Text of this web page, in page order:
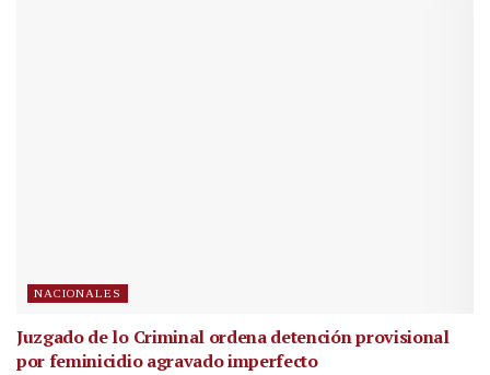
NACIONALES
Juzgado de lo Criminal ordena detención provisional
por feminicidio agravado imperfecto